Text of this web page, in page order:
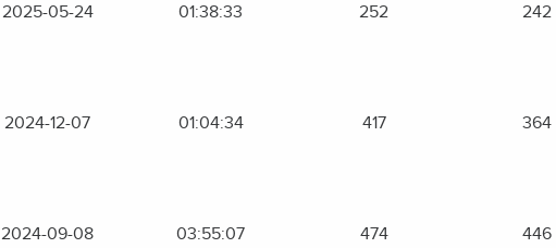
2025-05-24 01:38:33 252 242
2024-12-07 01:04:34 417 364
2024-09-08 03:55:07 474 446